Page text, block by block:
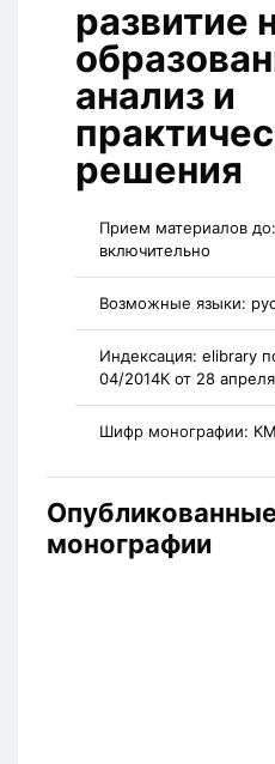
развитие
анализ и
решения
Прием материалов до:
включительно
Возможные языки:
Индексация: elibrary
04/2014К от 28 апреля
Шифр монографии:
монографии